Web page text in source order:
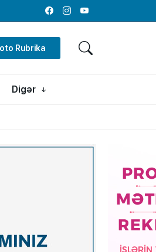
FacebookInstagramYoutube
Rubrika
Digər